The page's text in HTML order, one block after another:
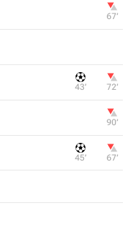
67‎’‎
43‎’‎ 72‎’‎
90‎’‎
45‎’‎ 67‎’‎